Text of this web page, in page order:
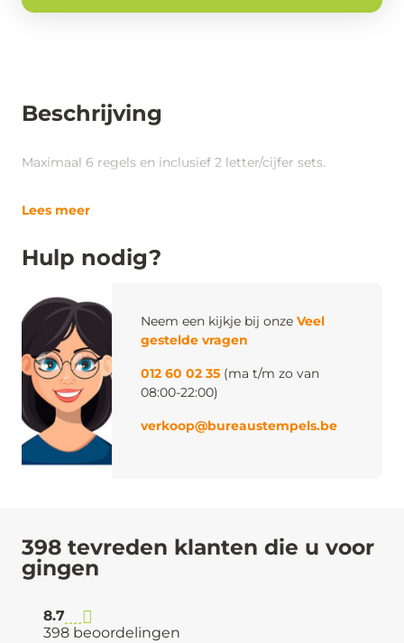
Beschrijving
Maximaal 6 regels en inclusief 2 letter/cijfer sets.
Lees meer
Hulp nodig?
Neem een kijkje bij onze Veel
gestelde vragen
012 60 02 35 (ma t/m zo van
08:00-22:00)
verkoop@bureaustempels.be
398 tevreden klanten die u voor
gingen
8.7
398 beoordelingen